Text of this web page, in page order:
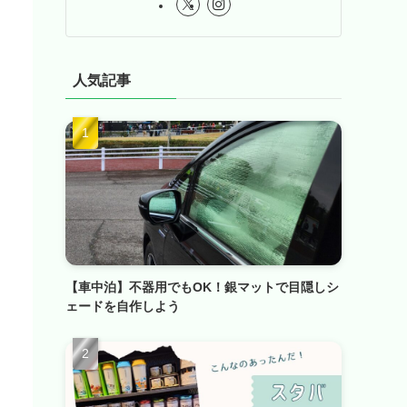
人気記事
【車中泊】不器用でもOK！銀マットで目隠しシ
ェードを自作しよう